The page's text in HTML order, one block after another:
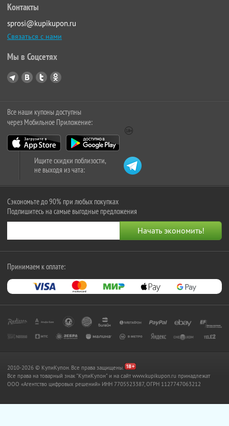
Контакты
sprosi@kupikupon.ru
Связаться с нами
Мы в Соцсетях
Все наши купоны доступны
через Мобильное Приложение:
Ищите скидки поблизости,
не выходя из чата:
Сэкономьте до 90% при любых покупках
Подпишитесь на самые выгодные предложения
Принимаем к оплате:
2010-2026 © КупиКупон. Все права защищены.
Все права на товарный знак "КупиКупон" и на сайт www.kupikupon.ru принадлежат
OOO «Агентство цифровых решений» ИНН 7705523387, ОГРН 1127747063212